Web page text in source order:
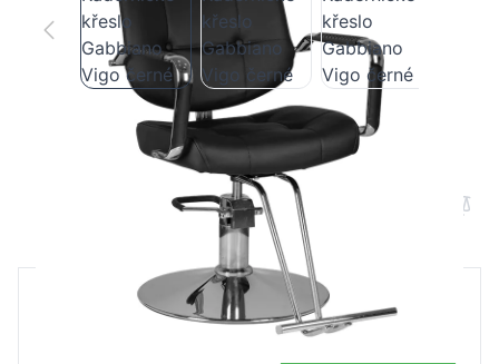
Kadeřnické křeslo Gabbiano Vigo černé
Maloobchodní cena
5 312,07 Kč